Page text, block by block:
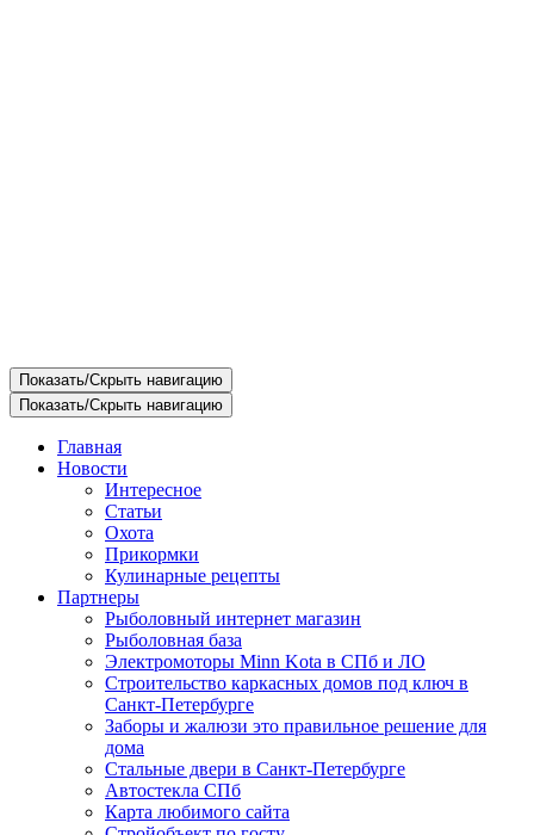
Показать/Скрыть навигацию
Показать/Скрыть навигацию
Главная
Новости
Интересное
Статьи
Охота
Прикормки
Кулинарные рецепты
Партнеры
Рыболовный интернет магазин
Рыболовная база
Электромоторы Minn Kota в СПб и ЛО
Строительство каркасных домов под ключ в
Санкт-Петербурге
Заборы и жалюзи это правильное решение для
дома
Стальные двери в Санкт-Петербурге
Автостекла СПб
Карта любимого сайта